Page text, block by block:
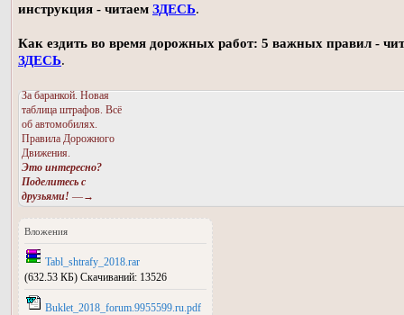
инструкция - читаем ЗДЕСЬ.
Как ездить во время дорожных работ: 5 важных правил -
ЗДЕСЬ.
За баранкой. Новая
таблица штрафов. Всё
об автомобилях.
Правила Дорожного
Движения.
Это интересно?
Поделитесь с
друзьями! —→
Вложения
Tabl_shtrafy_2018.rar
(632.53 КБ) Скачиваний: 13526
Buklet_2018_forum.9955599.ru.pdf